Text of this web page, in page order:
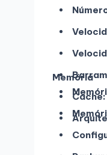
Cache:
Memória